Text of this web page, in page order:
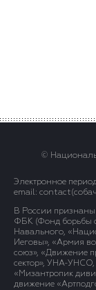
©
Электронное
email:
В России
ФБК (Фонд борьбы
Навального,
Иеговы», «Армия
союз», «Движение
сектор», УНА-
«Мизантропик
движение